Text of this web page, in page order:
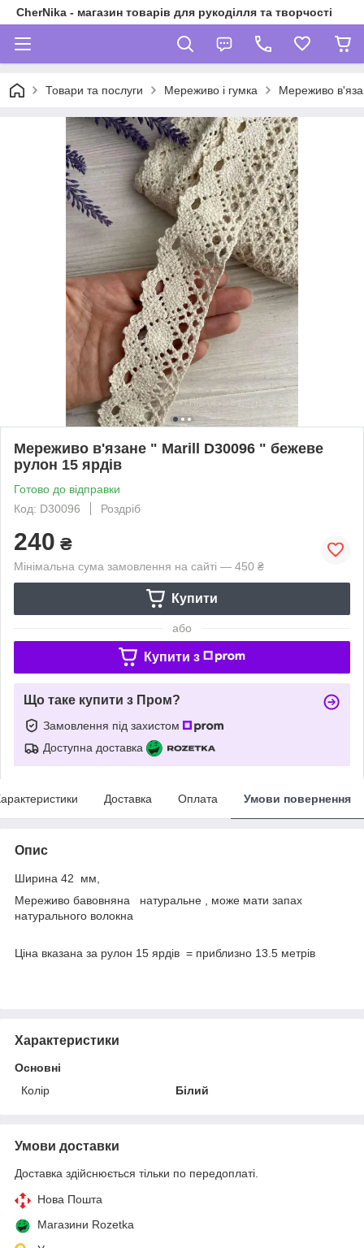
CherNika - магазин товарів для рукоділля та творчості
Товари та послуги Мереживо і гумка Мереживо
Мереживо в'язане " Marill D30096 " бежеве
рулон 15 ярдів
Готово до відправки
Код: D30096
Роздріб
240 ₴
Мінімальна сума замовлення на сайті — 450 ₴
Купити
або
Купити з
Що таке купити з Пром?
Замовлення під захистом
Доступна доставка
Доставка Оплата Умови повернення
Опис
Ширина 42 мм,
Мереживо бавовняна натуральне , може мати запах
натурального волокна
Ціна вказана за рулон 15 ярдів = приблизно 13.5 метрів
Характеристики
Основні
Колір
Білий
Умови доставки
Доставка здійснюється тільки по передоплаті.
Нова Пошта
Магазини Rozetka